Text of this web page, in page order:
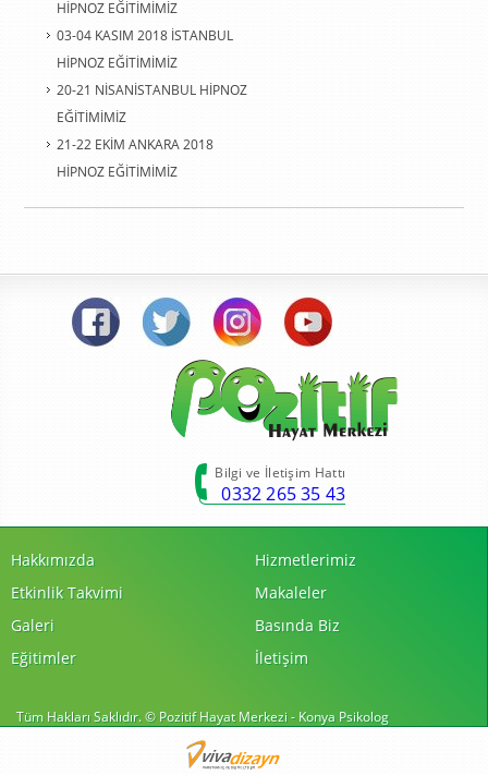
HİPNOZ EĞİTİMİMİZ
03-04 KASIM 2018 İSTANBUL
HİPNOZ EĞİTİMİMİZ
20-21 NİSANİSTANBUL HİPNOZ
EĞİTİMİMİZ
21-22 EKİM ANKARA 2018
HİPNOZ EĞİTİMİMİZ
Bilgi ve İletişim Hattı
0332 265 35 43
Hakkımızda
Hizmetlerimiz
Etkinlik Takvimi
Makaleler
Galeri
Basında Biz
Eğitimler
İletişim
Tüm Hakları Saklıdır. © Pozitif Hayat Merkezi - Konya Psikolog